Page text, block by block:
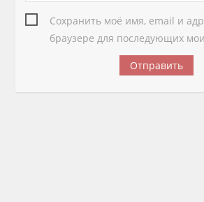
Сохранить моё имя, email и
браузере для последующих